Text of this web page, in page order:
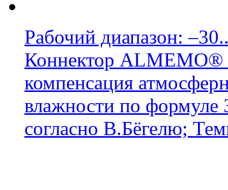
Рабочий диапазон:
Коннектор ALMEMO®
компенсация
влажности по формуле
согласно В.Бёгелю;